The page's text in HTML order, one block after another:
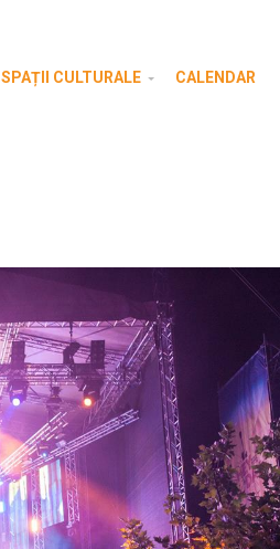
SPAȚII CULTURALE CALENDAR